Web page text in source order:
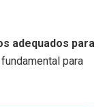
adequados para
para